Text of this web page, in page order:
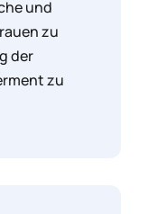
und
zu
der
zu